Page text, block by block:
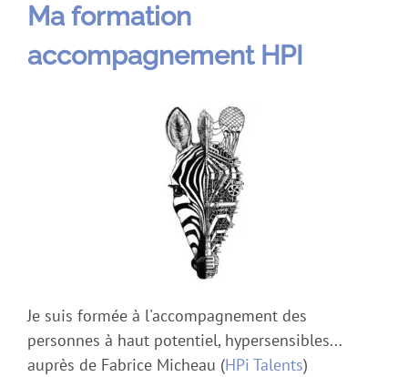
Ma formation
accompagnement HPI
Je suis formée à l'accompagnement des
personnes à haut potentiel, hypersensibles...
auprès de Fabrice Micheau (HPi Talents)